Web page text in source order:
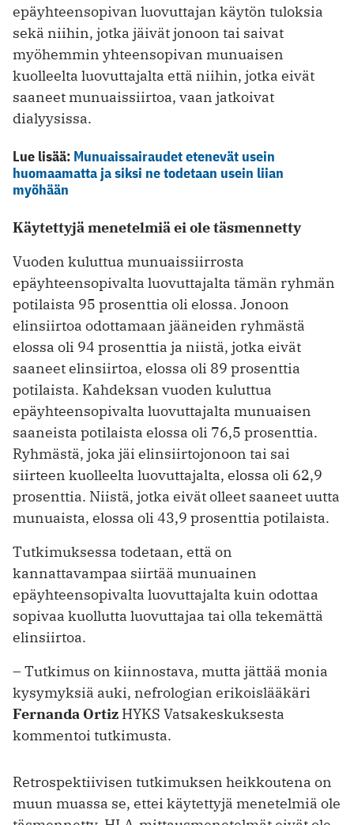
epäyhteensopivan luovuttajan käytön tuloksia
sekä niihin, jotka jäivät jonoon tai saivat
myöhemmin yhteensopivan munuaisen
kuolleelta luovuttajalta että niihin, jotka eivät
saaneet munuaissiirtoa, vaan jatkoivat
dialyysissa.
Lue lisää: Munuaissairaudet etenevät usein
huomaamatta ja siksi ne todetaan usein liian
myöhään
Käytettyjä menetelmiä ei ole täsmennetty
Vuoden kuluttua munuaissiirrosta
epäyhteensopivalta luovuttajalta tämän ryhmän
potilaista 95 prosenttia oli elossa. Jonoon
elinsiirtoa odottamaan jääneiden ryhmästä
elossa oli 94 prosenttia ja niistä, jotka eivät
saaneet elinsiirtoa, elossa oli 89 prosenttia
potilaista. Kahdeksan vuoden kuluttua
epäyhteensopivalta luovuttajalta munuaisen
saaneista potilaista elossa oli 76,5 prosenttia.
Ryhmästä, joka jäi elinsiirtojonoon tai sai
siirteen kuolleelta luovuttajalta, elossa oli 62,9
prosenttia. Niistä, jotka eivät olleet saaneet uutta
munuaista, elossa oli 43,9 prosenttia potilaista.
Tutkimuksessa todetaan, että on
kannattavampaa siirtää munuainen
epäyhteensopivalta luovuttajalta kuin odottaa
sopivaa kuollutta luovuttajaa tai olla tekemättä
elinsiirtoa.
– Tutkimus on kiinnostava, mutta jättää monia
kysymyksiä auki, nefrologian erikoislääkäri
Fernanda Ortiz HYKS Vatsakeskuksesta
kommentoi tutkimusta.
Retrospektiivisen tutkimuksen heikkoutena on
muun muassa se, ettei käytettyjä menetelmiä ole